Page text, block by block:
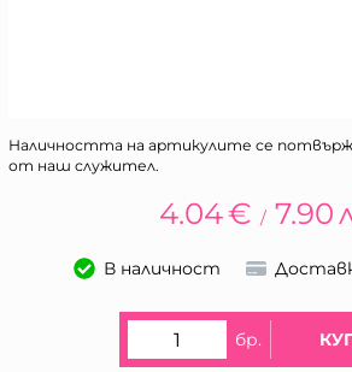
Наличността на артикулите се
от наш служител.
4.04€ / 7.90
В наличност
бр.